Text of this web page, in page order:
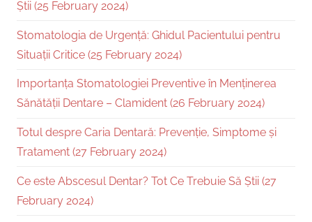
Știi (25 February 2024)
Stomatologia de Urgență: Ghidul Pacientului pentru
Situații Critice (25 February 2024)
Importanța Stomatologiei Preventive în Menținerea
Sănătății Dentare – Clamident (26 February 2024)
Totul despre Caria Dentară: Prevenție, Simptome și
Tratament (27 February 2024)
Ce este Abscesul Dentar? Tot Ce Trebuie Să Știi (27
February 2024)